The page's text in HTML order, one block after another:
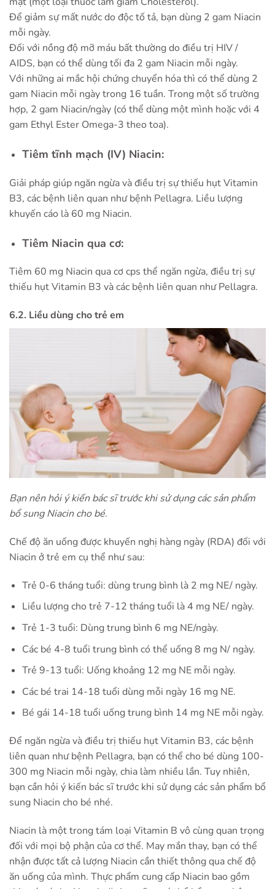
Để giảm sự mất nước do độc tố tả, bạn dùng 2 gam Niacin
mỗi ngày.
Đối với nồng độ mỡ máu bất thường do điều trị HIV /
AIDS, bạn có thể dùng tối đa 2 gam Niacin mỗi ngày.
Với những ai mắc hội chứng chuyển hóa thì có thể dùng 2
gam Niacin mỗi ngày trong 16 tuần. Trong một số trường
hợp, 2 gam Niacin/ngày (có thể dùng một mình hoặc với 4
gam Ethyl Ester Omega-3 theo toa).
Tiêm tĩnh mạch (IV) Niacin:
Giải pháp giúp ngăn ngừa và điều trị sự thiếu hụt Vitamin
B3, các bệnh liên quan như bệnh Pellagra. Liều lượng
khuyến cáo là 60 mg Niacin.
Tiêm Niacin qua cơ:
Tiêm 60 mg Niacin qua cơ cps thể ngăn ngừa, điều trị sự
thiếu hụt Vitamin B3 và các bệnh liên quan như Pellagra.
6.2. Liều dùng cho trẻ em
Bạn nên hỏi ý kiến bác sĩ trước khi sử dụng các sản phẩm
bổ sung Niacin cho bé.
Chế độ ăn uống được khuyến nghị hàng ngày (RDA) đối với
Niacin ở trẻ em cụ thể như sau:
Trẻ 0-6 tháng tuổi: dùng trung bình là 2 mg NE/ ngày.
Liều lượng cho trẻ 7-12 tháng tuổi là 4 mg NE/ ngày.
Trẻ 1-3 tuổi: Dùng trung bình 6 mg NE/ngày.
Các bé 4-8 tuổi trung bình có thể uống 8 mg N/ ngày.
Trẻ 9-13 tuổi: Uống khoảng 12 mg NE mỗi ngày.
Các bé trai 14-18 tuổi dùng mỗi ngày 16 mg NE.
Bé gái 14-18 tuổi uống trung bình 14 mg NE mỗi ngày.
Để ngăn ngừa và điều trị thiếu hụt Vitamin B3, các bệnh
liên quan như bệnh Pellagra, bạn có thể cho bé dùng 100-
300 mg Niacin mỗi ngày, chia làm nhiều lần. Tuy nhiên,
bạn cần hỏi ý kiến bác sĩ trước khi sử dụng các sản phẩm bổ
sung Niacin cho bé nhé.
Niacin là một trong tám loại Vitamin B vô cùng quan trọng
đối với mọi bộ phận của cơ thể. May mắn thay, bạn có thể
nhận được tất cả lượng Niacin cần thiết thông qua chế độ
ăn uống của mình. Thực phẩm cung cấp Niacin bao gồm